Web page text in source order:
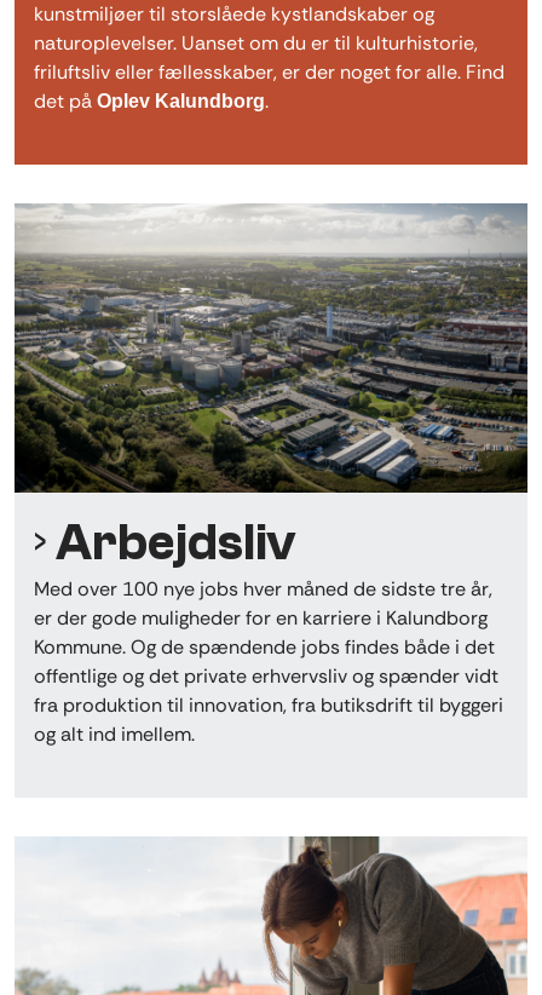
kunstmiljøer til storslåede kystlandskaber og
naturoplevelser. Uanset om du er til kulturhistorie,
friluftsliv eller fællesskaber, er der noget for alle. Find
det på Oplev Kalundborg.
Arbejdsliv
Med over 100 nye jobs hver måned de sidste tre år,
er der gode muligheder for en karriere i Kalundborg
Kommune. Og despændende jobs findes både i det
offentlige og det private erhvervsliv og spænder vidt
fra produktion til innovation, fra butiksdrift til byggeri
og alt ind imellem.